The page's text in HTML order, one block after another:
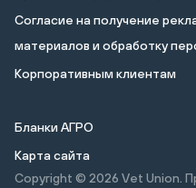
Cогласие на получение
материалов и обработку
Корпоративным клиентам
Бланки АГРО
Карта сайта
Copyright © 2026 Vet Union.